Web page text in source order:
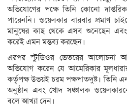
অভিযোগের পক্ষে তিনি কোনো
পারেননি। ওয়েলকার বারবার প্রমাণ
মানুষের কাছ থেকে এসব শুনেছেন এবং
করেই এমন মন্তব্য করছেন।
এরপর স্টুডিওর ভেতরের আলোচনা
অভিযোগ করেন যে আমেরিকার মূলধারার
কর্তৃপক্ষ উভয়ই চরম পক্ষপাতদুষ্ট। তিনি
অনুষ্ঠান এবং খোদ সঞ্চালক ওয়েলকারকে
বলে আখ্যা দেন।